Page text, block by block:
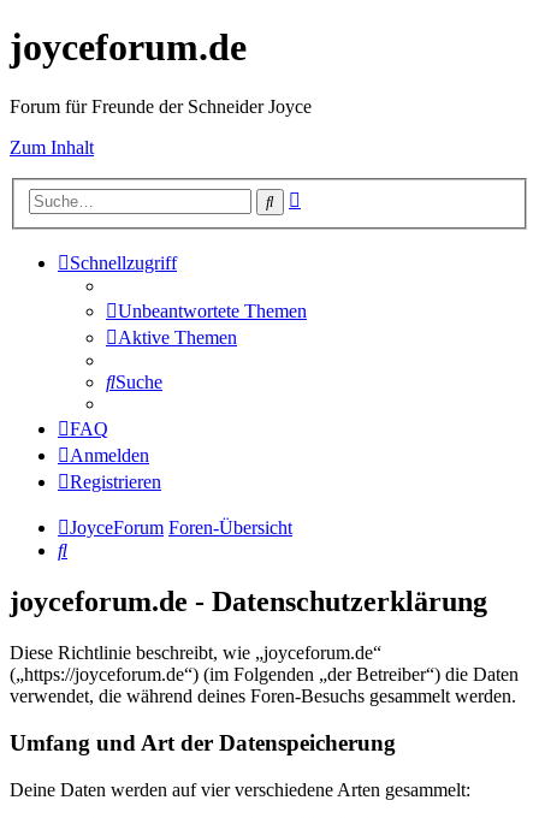
joyceforum.de
Forum für Freunde der Schneider Joyce
Zum Inhalt
Suche
Schnellzugriff
Unbeantwortete Themen
Aktive Themen
Suche
FAQ
Anmelden
Registrieren
JoyceForum Foren-Übersicht
Suche
joyceforum.de - Datenschutzerklärung
Diese Richtlinie beschreibt, wie „joyceforum.de“
(„https://joyceforum.de“) (im Folgenden „der Betreiber“) die Daten
verwendet, die während deines Foren-Besuchs gesammelt werden.
Umfang und Art der Datenspeicherung
Deine Daten werden auf vier verschiedene Arten gesammelt: